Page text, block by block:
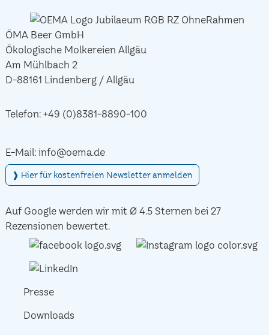
ÖMA Beer GmbH
Ökologische Molkereien Allgäu
Am Mühlbach 2
D-88161 Lindenberg / Allgäu
Telefon: +49 (0)8381-8890-100
E-Mail: info@oema.de
❱ Hier für kostenfreien Newsletter anmelden
Auf Google werden wir mit Ø 4.5 Sternen bei 27
Rezensionen bewertet.
Presse
Downloads